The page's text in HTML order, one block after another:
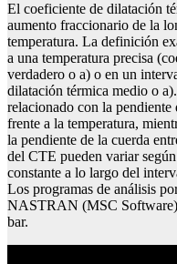
El coeficiente de dilatación
aumento fraccionario de la
temperatura. La definición
a una temperatura precisa
verdadero o a) o en un
dilatación térmica medio o
relacionado con la
frente a la temperatura,
la pendiente de la cuerda
del CTE pueden variar
constante a lo largo del
Los programas de análisis
NASTRAN (MSC Software)
bar.